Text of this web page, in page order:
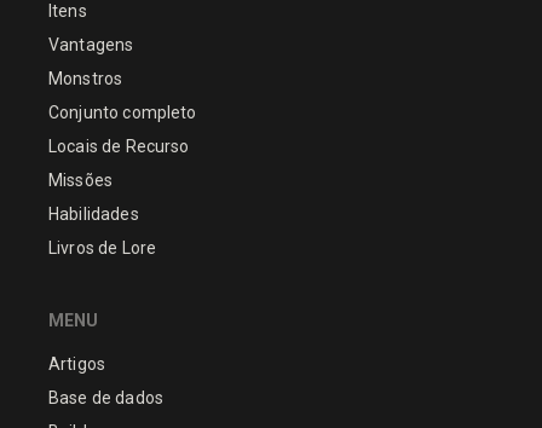
Itens
Vantagens
Monstros
Conjunto completo
Locais de Recurso
Missões
Habilidades
Livros de Lore
MENU
Artigos
Base de dados